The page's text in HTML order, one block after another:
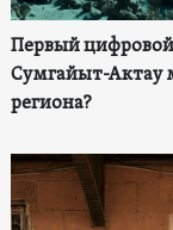
Первый цифровой
Сумгайыт-Актау
региона?